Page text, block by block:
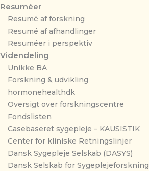
Resuméer
Resumé af forskning
Resumé af afhandlinger
Resuméer i perspektiv
Videndeling
Unikke BA
Forskning & udvikling
hormonehealthdk
Oversigt over forskningscentre
Fondslisten
Casebaseret sygepleje – KAUSISTIK
Center for kliniske Retningslinjer
Dansk Sygepleje Selskab (DASYS)
Dansk Selskab for Sygeplejeforskning